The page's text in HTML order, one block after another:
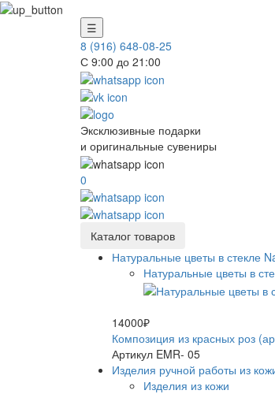
☰
8 (916) 648-08-25
С 9:00 до 21:00
Эксклюзивные подарки
и оригинальные сувениры
0
Каталог товаров
Натуральные цветы в стекле
Натуральные цветы в
14000₽
Композиция из красных роз
Артикул EMR- 05
Изделия ручной работы из
Изделия из кожи